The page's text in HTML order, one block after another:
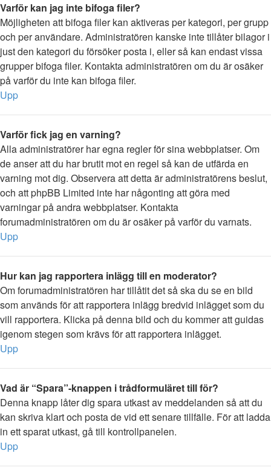
Varför kan jag inte bifoga filer?
Möjligheten att bifoga filer kan aktiveras per kategori, per grupp
och per användare. Administratören kanske inte tillåter bilagor i
just den kategori du försöker posta i, eller så kan endast vissa
grupper bifoga filer. Kontakta administratören om du är osäker
på varför du inte kan bifoga filer.
Upp
Varför fick jag en varning?
Alla administratörer har egna regler för sina webbplatser. Om
de anser att du har brutit mot en regel så kan de utfärda en
varning mot dig. Observera att detta är administratörens beslut,
och att phpBB Limited inte har någonting att göra med
varningar på andra webbplatser. Kontakta
forumadministratören om du är osäker på varför du varnats.
Upp
Hur kan jag rapportera inlägg till en moderator?
Om forumadministratören har tillåtit det så ska du se en bild
som används för att rapportera inlägg bredvid inlägget som du
vill rapportera. Klicka på denna bild och du kommer att guidas
igenom stegen som krävs för att rapportera inlägget.
Upp
Vad är “Spara”-knappen i trådformuläret till för?
Denna knapp låter dig spara utkast av meddelanden så att du
kan skriva klart och posta de vid ett senare tillfälle. För att ladda
in ett sparat utkast, gå till kontrollpanelen.
Upp